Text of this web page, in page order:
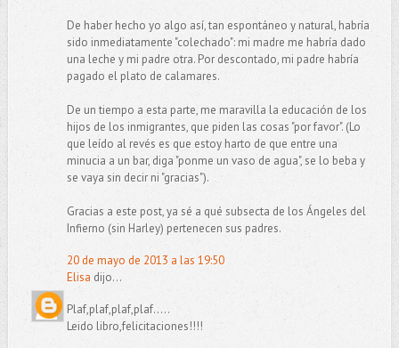
De haber hecho yo algo así, tan espontáneo y natural, habría
sido inmediatamente "colechado": mi madre me habría dado
una leche y mi padre otra. Por descontado, mi padre habría
pagado el plato de calamares.
De un tiempo a esta parte, me maravilla la educación de los
hijos de los inmigrantes, que piden las cosas "por favor". (Lo
que leído al revés es que estoy harto de que entre una
minucia a un bar, diga "ponme un vaso de agua", se lo beba y
se vaya sin decir ni "gracias").
Gracias a este post, ya sé a qué subsecta de los Ángeles del
Infierno (sin Harley) pertenecen sus padres.
20 de mayo de 2013 a las 19:50
Elisa dijo...
Plaf,plaf,plaf,plaf.....
Leido libro,felicitaciones!!!!